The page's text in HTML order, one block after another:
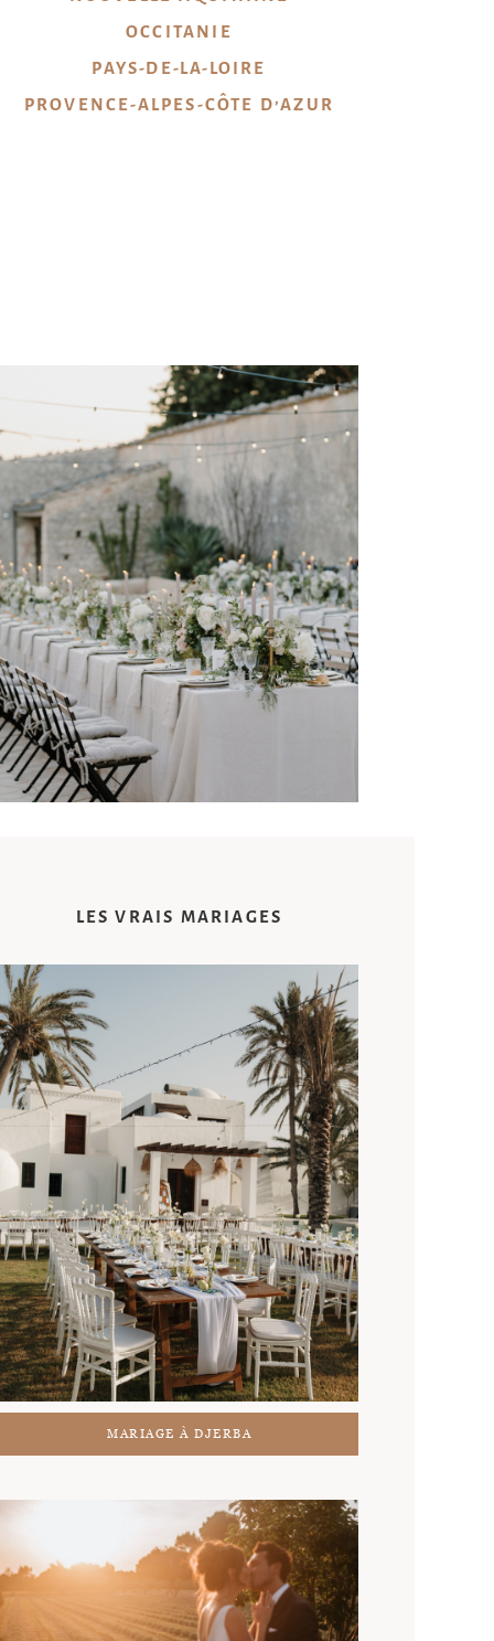
OCCITANIE
PAYS-DE-LA-LOIRE
PROVENCE-ALPES-CÔTE D’AZUR
LES VRAIS MARIAGES
MARIAGE À DJERBA